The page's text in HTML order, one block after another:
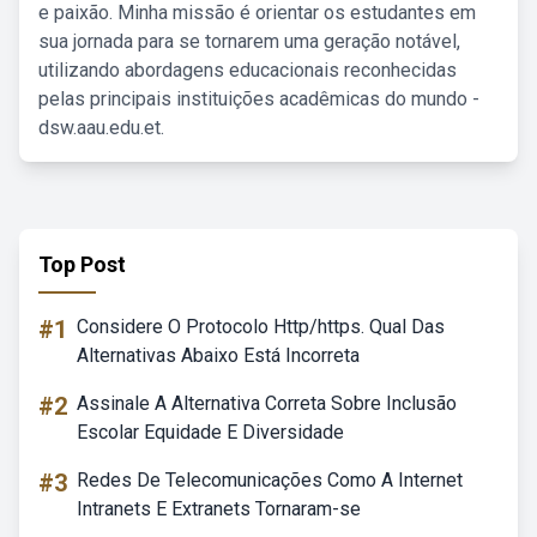
e paixão. Minha missão é orientar os estudantes em
sua jornada para se tornarem uma geração notável,
utilizando abordagens educacionais reconhecidas
pelas principais instituições acadêmicas do mundo -
dsw.aau.edu.et.
Top Post
#1 Considere O Protocolo Http/https. Qual Das
Alternativas Abaixo Está Incorreta
#2 Assinale A Alternativa Correta Sobre Inclusão
Escolar Equidade E Diversidade
#3 Redes De Telecomunicações Como A Internet
Intranets E Extranets Tornaram-se